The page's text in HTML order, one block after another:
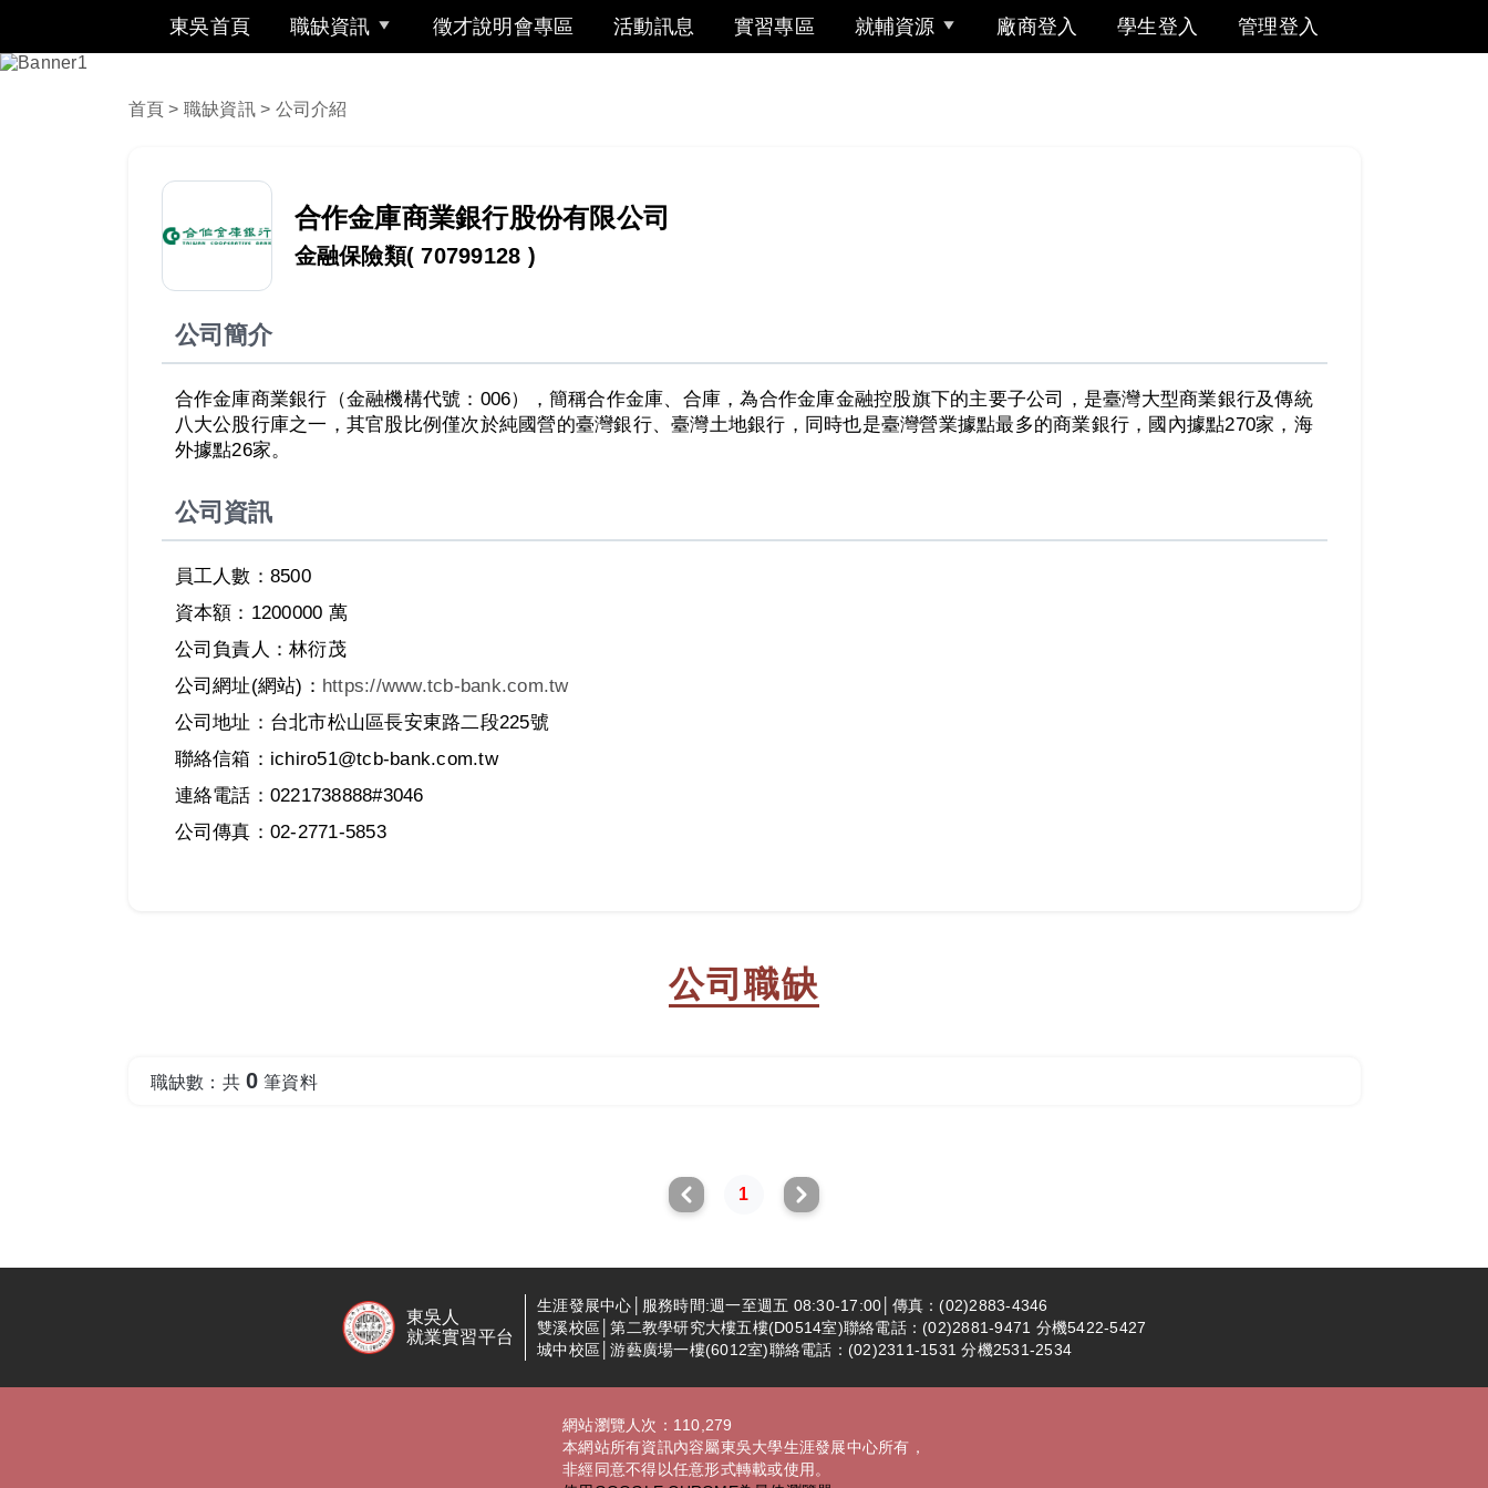
東吳首頁 職缺資訊 徵才說明會專區 活動訊息 實習專區 就輔資源 廠商登入 學生登入 管理登入
首頁 > 職缺資訊> 公司介紹
合作金庫商業銀行股份有限公司
金融保險類( 70799128 )
公司簡介
合作金庫商業銀行（金融機構代號：006），簡稱合作金庫、合庫，為合作金庫金融控股旗下的主要子公司，是臺灣大型商業銀行及傳統
八大公股行庫之一，其官股比例僅次於純國營的臺灣銀行、臺灣土地銀行，同時也是臺灣營業據點最多的商業銀行，國內據點270家，海
外據點26家。
公司資訊
員工人數：8500
資本額：1200000 萬
公司負責人：林衍茂
公司網址(網站)： https://www.tcb-bank.com.tw
公司地址：台北市松山區長安東路二段225號
聯絡信箱：ichiro51@tcb-bank.com.tw
連絡電話：0221738888#3046
公司傳真：02-2771-5853
公司職缺
職缺數：共 0 筆資料
1
東吳人
就業實習平台
生涯發展中心│服務時間:週一至週五 08:30-17:00│傳真：(02)2883-4346
雙溪校區│第二教學研究大樓五樓(D0514室)聯絡電話：(02)2881-9471 分機5422-5427
城中校區│游藝廣場一樓(6012室)聯絡電話：(02)2311-1531 分機2531-2534
網站瀏覽人次：110,279
本網站所有資訊內容屬東吳大學生涯發展中心所有，
非經同意不得以任意形式轉載或使用。